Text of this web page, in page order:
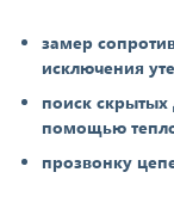
замер
исключения
поиск скрытых
помощью
прозвонку